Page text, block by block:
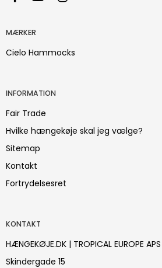
MÆRKER
Cielo Hammocks
INFORMATION
Fair Trade
Hvilke hængekøje skal jeg vælge?
Sitemap
Kontakt
Fortrydelsesret
KONTAKT
HÆNGEKØJE.DK | TROPICAL EUROPE APS
Skindergade 15